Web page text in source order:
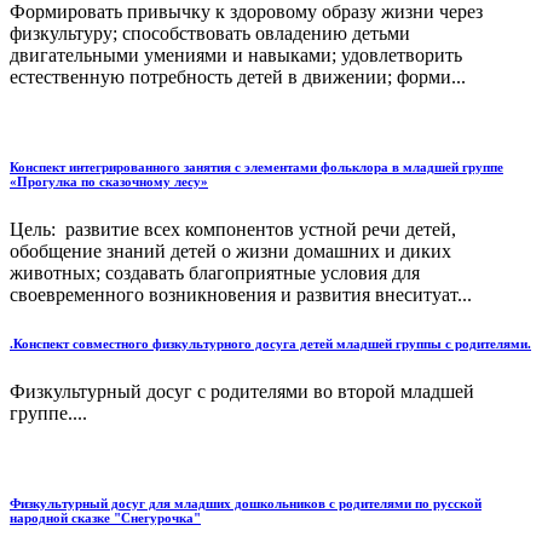
Формировать привычку к здоровому образу жизни через
физкультуру; способствовать овладению детьми
двигательными умениями и навыками; удовлетворить
естественную потребность детей в движении; форми...
Конспект интегрированного занятия с элементами фольклора в младшей группе
«Прогулка по сказочному лесу»
Цель: развитие всех компонентов устной речи детей,
обобщение знаний детей о жизни домашних и диких
животных; создавать благоприятные условия для
своевременного возникновения и развития внеситуат...
.Конспект совместного физкультурного досуга детей младшей группы с родителями.
Физкультурный досуг с родителями во второй младшей
группе....
Физкультурный досуг для младших дошкольников с родителями по русской
народной сказке "Снегурочка"